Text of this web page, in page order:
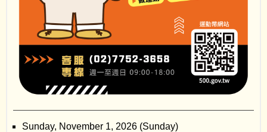
Sunday, November 1, 2026 (Sunday)